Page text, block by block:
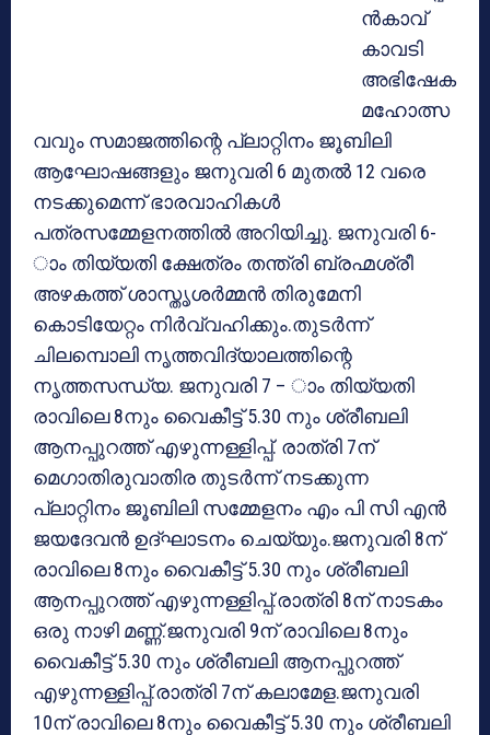
ന്‍കാവ്
കാവടി
അഭിഷേക
മഹോത്സ
വവും സമാജത്തിന്റെ പ്ലാറ്റിനം ജൂബിലി
ആഘോഷങ്ങളും ജനുവരി 6 മുതല്‍ 12 വരെ
നടക്കുമെന്ന് ഭാരവാഹികള്‍
പത്രസമ്മേളനത്തില്‍ അറിയിച്ചു. ജനുവരി 6-
ാം തിയ്യതി ക്ഷേത്രം തന്ത്രി ബ്രഹ്മശ്രീ
അഴകത്ത് ശാസ്തൃശര്‍മ്മന്‍ തിരുമേനി
കൊടിയേറ്റം നിര്‍വ്വഹിക്കും.തുടര്‍ന്ന്
ചിലമ്പൊലി നൃത്തവിദ്യാലത്തിന്റെ
നൃത്തസന്ധ്യ. ജനുവരി 7 – ാം തിയ്യതി
രാവിലെ 8നും വൈകീട്ട് 5.30 നും ശ്രീബലി
ആനപ്പുറത്ത് എഴുന്നള്ളിപ്പ്. രാത്രി 7ന്
മെഗാതിരുവാതിര തുടര്‍ന്ന് നടക്കുന്ന
പ്ലാറ്റിനം ജൂബിലി സമ്മേളനം എം പി സി എന്‍
ജയദേവന്‍ ഉദ്ഘാടനം ചെയ്യും.ജനുവരി 8ന്
രാവിലെ 8നും വൈകീട്ട് 5.30 നും ശ്രീബലി
ആനപ്പുറത്ത് എഴുന്നള്ളിപ്പ്.രാത്രി 8ന് നാടകം
ഒരു നാഴി മണ്ണ്.ജനുവരി 9ന് രാവിലെ 8നും
വൈകീട്ട് 5.30 നും ശ്രീബലി ആനപ്പുറത്ത്
എഴുന്നള്ളിപ്പ്.രാത്രി 7ന് കലാമേള.ജനുവരി
10ന് രാവിലെ 8നും വൈകീട്ട് 5.30 നും ശ്രീബലി